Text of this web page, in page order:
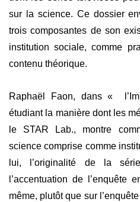
sur la science. Ce dossier
trois composantes de son
institution sociale, comme
contenu théorique.
Raphaël Faon, dans «
étudiant la manière dont les
le STAR Lab., montre
science comprise comme
lui, l’originalité de la
l’accentuation de l’enquête
même, plutôt que sur